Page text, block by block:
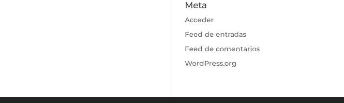
Meta
Acceder
Feed de entradas
Feed de comentarios
WordPress.org